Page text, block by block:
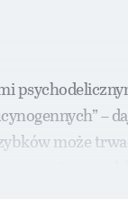
–
może